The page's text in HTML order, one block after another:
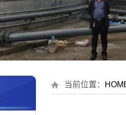
当前位置：